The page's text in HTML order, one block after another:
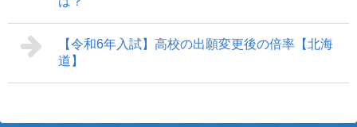
【令和6年入試】高校の出願変更後の倍率【北海
道】